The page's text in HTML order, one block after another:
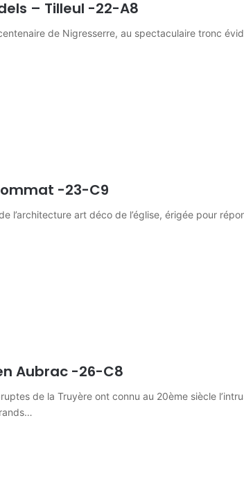
– Tilleul -22-A8
de Nigresserre, au spectaculaire tronc
-23-C9
l’architecture art déco de l’église, érigée pour
Aubrac -26-C8
de la Truyère ont connu au 20ème siècle